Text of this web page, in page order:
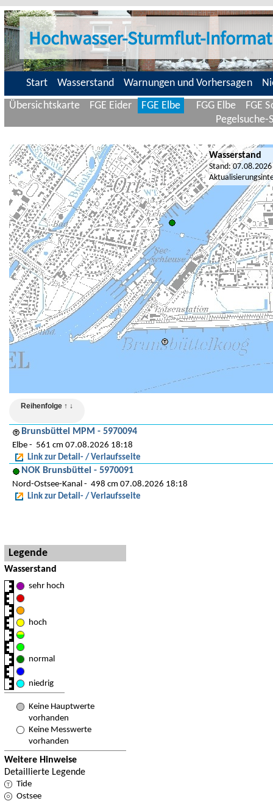
Hochwasser-Sturmflut-
Start Wasserstand Warnungen und Vorhersagen
Übersichtskarte
FGE Eider FGE Elbe FGG Elbe
FGE
Pegelsuche-
Reihenfolge ↑ ↓
Brunsbüttel MPM - 5970094
Elbe
561 cm 07.08.2026 18:18
Link zur Detail- / Verlaufsseite
NOK Brunsbüttel - 5970091
Nord-Ostsee-Kanal
498 cm 07.08.2026 18:18
Link zur Detail- / Verlaufsseite
Wasserstand
Stand:
Legende
Wasserstand
sehr hoch
hoch
normal
niedrig
Keine Hauptwerte
vorhanden
Keine Messwerte
vorhanden
Weitere Hinweise
Detaillierte Legende
Tide
Ostsee